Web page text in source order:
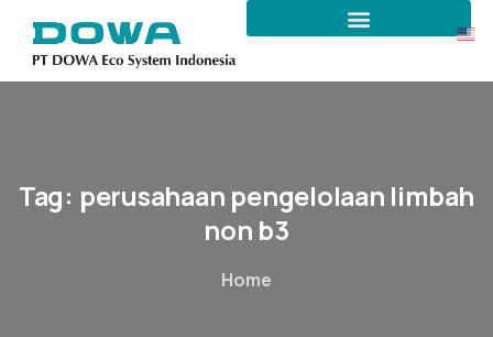
Tag: perusahaan pengelolaan limbah
non b3
Home